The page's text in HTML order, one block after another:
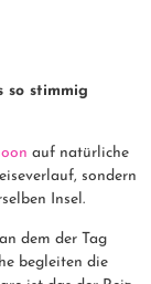
so stimmig
auf natürliche
sondern
Insel.
dem der Tag
begleiten die